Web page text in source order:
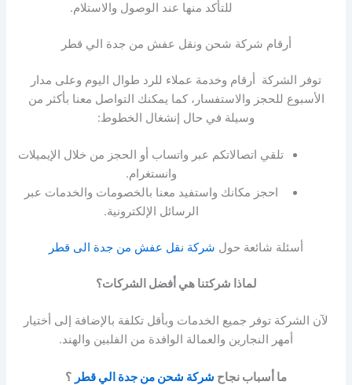
للتأكد منها عند الوصول والاستلام.
أرقام شركة شحن ونقل عفش من جدة الي قطر
توفر الشركة أرقام وخدمة عملاء للرد طوال اليوم وعلى مدار
الأسبوع للحجز والاستفسار، كما يمكنك التواصل معنا بأكثر من
وسيلة في حال إنشغال الخطوط:
تلقي اتصالاتكم عبر واتساب أو الحجز من خلال الإيميلات
وانستغرام.
احجز مكانك واستفيد معنا بالخصومات والخدمات عبر
الرسائل الإلكترونية.
أسئلة شائعة حول شركة نقل عفش من جدة الى قطر
لماذا شركتنا هي أفضل الشركات؟
لآن الشركة توفر جميع الخدمات وبأقل تكلفة بالإضافة إلى أختيار
أمهر النجارين والعمالة الوافدة من الفلبين والهند.
ما أسباب نجاح شركة شحن من جدة الي قطر ؟